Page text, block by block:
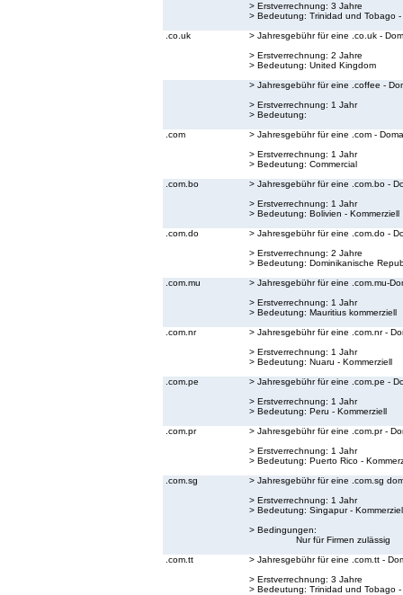
> Erstverrechnung: 3 Jahre
> Bedeutung: Trinidad und Tobago -
.co.uk
> Jahresgebühr für eine .co.uk -
> Erstverrechnung: 2 Jahre
> Bedeutung: United Kingdom
> Jahresgebühr für eine .coffee -
> Erstverrechnung: 1 Jahr
> Bedeutung:
.com
> Jahresgebühr für eine .com -
> Erstverrechnung: 1 Jahr
> Bedeutung: Commercial
.com.bo
> Jahresgebühr für eine .com.bo -
> Erstverrechnung: 1 Jahr
> Bedeutung: Bolivien - Kommerziell
.com.do
> Jahresgebühr für eine .com.do -
> Erstverrechnung: 2 Jahre
> Bedeutung: Dominikanische
.com.mu
> Jahresgebühr für eine .com.mu-
> Erstverrechnung: 1 Jahr
> Bedeutung: Mauritius kommerziell
.com.nr
> Jahresgebühr für eine .com.nr -
> Erstverrechnung: 1 Jahr
> Bedeutung: Nuaru - Kommerziell
.com.pe
> Jahresgebühr für eine .com.pe -
> Erstverrechnung: 1 Jahr
> Bedeutung: Peru - Kommerziell
.com.pr
> Jahresgebühr für eine .com.pr -
> Erstverrechnung: 1 Jahr
> Bedeutung: Puerto Rico -
.com.sg
> Jahresgebühr für eine .com.sg
> Erstverrechnung: 1 Jahr
> Bedeutung: Singapur -
> Bedingungen:
Nur für Firmen zulässig
.com.tt
> Jahresgebühr für eine .com.tt -
> Erstverrechnung: 3 Jahre
> Bedeutung: Trinidad und Tobago -